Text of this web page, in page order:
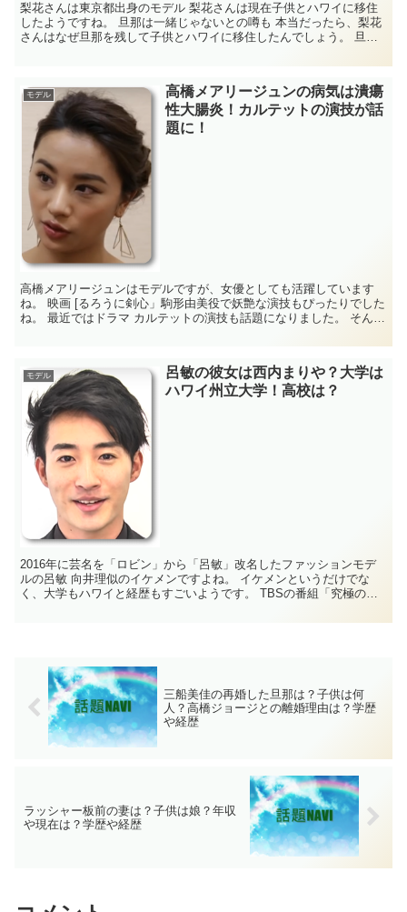
梨花さんは東京都出身のモデル 梨花さんは現在子供とハワイに移住
したようですね。 旦那は一緒じゃないとの噂も 本当だったら、梨花
さんはなぜ旦那を残して子供とハワイに移住したんでしょう。 旦那
モデル
高橋メアリージュンの病気は潰瘍
性大腸炎！カルテットの演技が話
題に！
高橋メアリージュンはモデルですが、女優としても活躍しています
ね。 映画 [るろうに剣心」駒形由美役で妖艶な演技もぴったりでした
ね。 最近ではドラマ カルテットの演技も話題になりました。 そん
モデル
呂敏の彼女は西内まりや？大学は
ハワイ州立大学！高校は？
2016年に芸名を「ロビン」から「呂敏」改名したファッションモデ
ルの呂敏 向井理似のイケメンですよね。 イケメンというだけでな
く、大学もハワイと経歴もすごいようです。 TBSの番組「究極の男
三船美佳の再婚した旦那は？子供は何
人？高橋ジョージとの離婚理由は？学歴
や経歴
ラッシャー板前の妻は？子供は娘？年収
や現在は？学歴や経歴